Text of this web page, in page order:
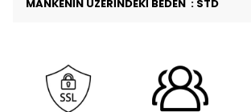
MANKENİN ÜZERİNDEKİ BEDEN : STD